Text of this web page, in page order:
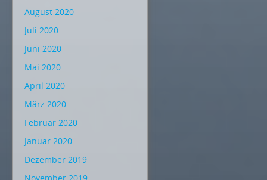
August 2020
Juli 2020
Juni 2020
Mai 2020
April 2020
März 2020
Februar 2020
Januar 2020
Dezember 2019